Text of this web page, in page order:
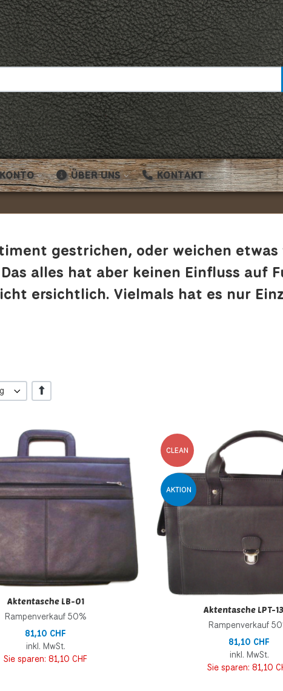
ÜBER UNS KONTAKT
gestrichen, oder weichen
alles hat aber keinen Einfluss auf
ersichtlich. Vielmals hat es nur
+/-
hinzufügen
hinzufügen
Zur Wunschliste hinzufügen
Zur Vergleichsliste hinzufügen
Schnellansicht
Aktentasche LB-01
Rampenverkauf 50%
81,10 CHF
inkl. MwSt.
Sie sparen: 81,10 CHF
CLEAN
AKTION
Aktentasche LPT-
Rampenverkauf
81,10 CHF
inkl. MwSt.
Sie sparen: 81,10